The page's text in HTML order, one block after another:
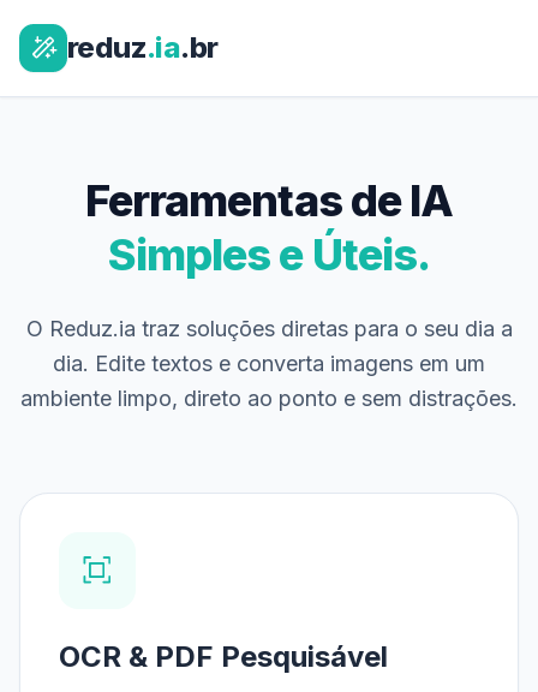
reduz.ia.br
Ferramentas de IA
Simples e Úteis.
O Reduz.ia traz soluções diretas para o seu dia a
dia. Edite textos e converta imagens em um
ambiente limpo, direto ao ponto e sem distrações.
OCR & PDF Pesquisável